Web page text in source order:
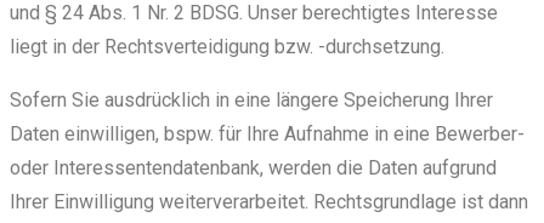
und § 24 Abs. 1 Nr. 2 BDSG. Unser berechtigtes Interesse
liegt in der Rechtsverteidigung bzw. -durchsetzung.
Sofern Sie ausdrücklich in eine längere Speicherung Ihrer
Daten einwilligen, bspw. für Ihre Aufnahme in eine Bewerber-
oder Interessentendatenbank, werden die Daten aufgrund
Ihrer Einwilligung weiterverarbeitet. Rechtsgrundlage ist dann